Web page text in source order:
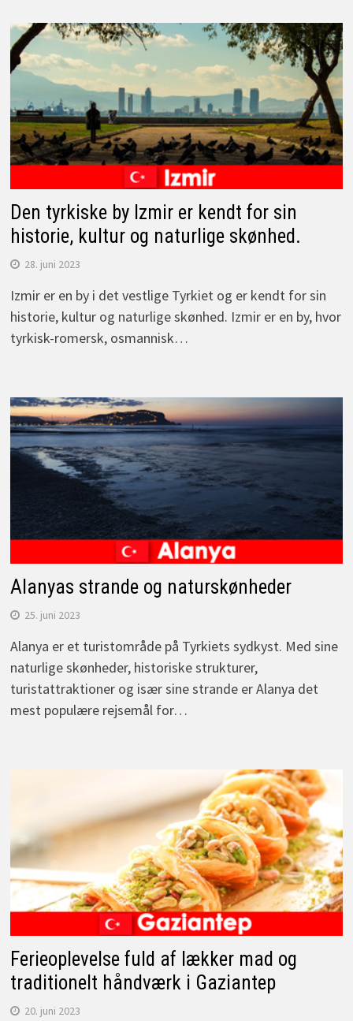
Den tyrkiske by Izmir er kendt for sin
historie, kultur og naturlige skønhed.
28. juni 2023
Izmir er en by i det vestlige Tyrkiet og er kendt for sin
historie, kultur og naturlige skønhed. Izmir er en by, hvor
tyrkisk-romersk, osmannisk…
Alanyas strande og naturskønheder
25. juni 2023
Alanya er et turistområde på Tyrkiets sydkyst. Med sine
naturlige skønheder, historiske strukturer,
turistattraktioner og især sine strande er Alanya det
mest populære rejsemål for…
Ferieoplevelse fuld af lækker mad og
traditionelt håndværk i Gaziantep
20. juni 2023